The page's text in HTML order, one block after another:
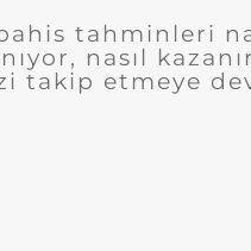
tahminleri
nasıl
takip etmeye